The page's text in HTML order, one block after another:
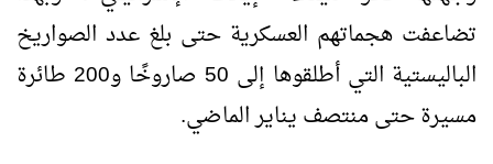
تضاعفت هجماتهم العسكرية حتى بلغ عدد الصواريخ
الباليستية التي أطلقوها إلى 50 صاروخًا و200 طائرة
مسيرة حتى منتصف يناير الماضي.